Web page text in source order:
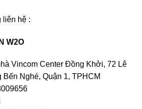
liên hệ :
W2O
Vincom Center Đồng Khởi, 72 Lê
Nghé, Quận 1, TPHCM